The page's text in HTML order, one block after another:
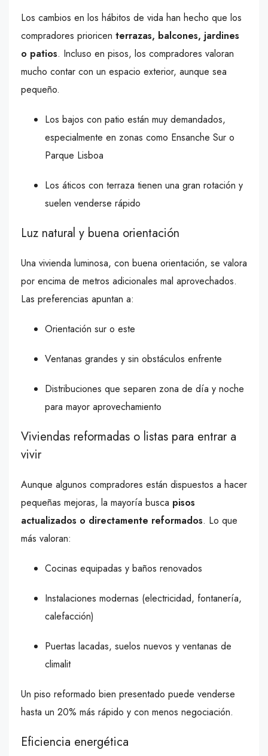
Los cambios en los hábitos de vida han hecho que los
compradores prioricen terrazas, balcones, jardines
o patios. Incluso en pisos, los compradores valoran
mucho contar con un espacio exterior, aunque sea
pequeño.
Los bajos con patio están muy demandados,
especialmente en zonas como Ensanche Sur o
Parque Lisboa
Los áticos con terraza tienen una gran rotación y
suelen venderse rápido
Luz natural y buena orientación
Una vivienda luminosa, con buena orientación, se valora
por encima de metros adicionales mal aprovechados.
Las preferencias apuntan a:
Orientación sur o este
Ventanas grandes y sin obstáculos enfrente
Distribuciones que separen zona de día y noche
para mayor aprovechamiento
Viviendas reformadas o listas para entrar a
vivir
Aunque algunos compradores están dispuestos a hacer
pequeñas mejoras, la mayoría busca pisos
actualizados o directamente reformados. Lo que
más valoran:
Cocinas equipadas y baños renovados
Instalaciones modernas (electricidad, fontanería,
calefacción)
Puertas lacadas, suelos nuevos y ventanas de
climalit
Un piso reformado bien presentado puede venderse
hasta un 20% más rápido y con menos negociación.
Eficiencia energética